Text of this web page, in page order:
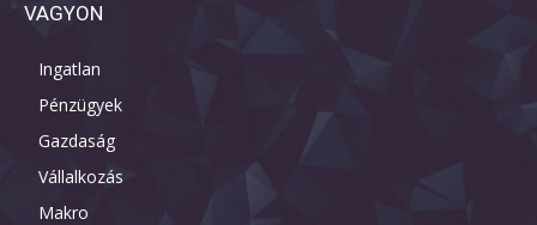
VAGYON
Ingatlan
Pénzügyek
Gazdaság
Vállalkozás
Makro